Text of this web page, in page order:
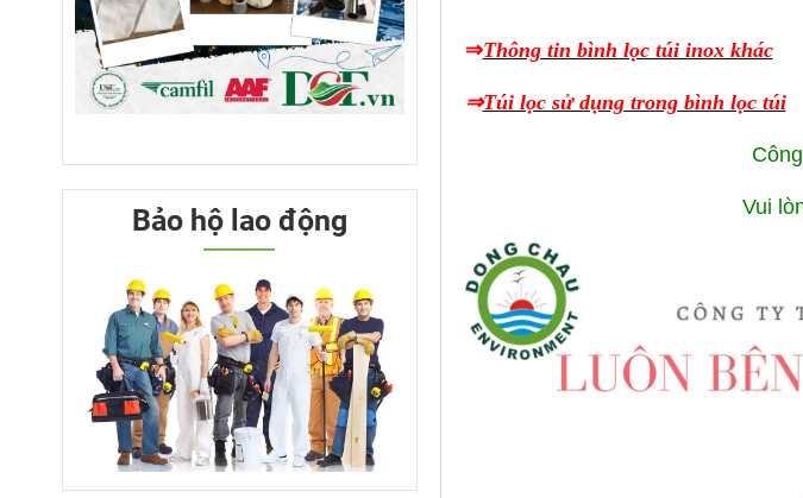
⇒Thông tin bình lọc túi inox khác
⇒Túi lọc sử dụng trong bình lọc túi
Vui
Bảo hộ lao động